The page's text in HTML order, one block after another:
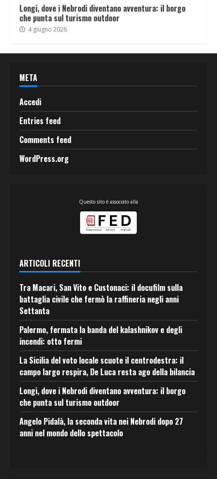
Longi, dove i Nebrodi diventano avventura: il borgo
che punta sul turismo outdoor
4 giugno 2026
META
Accedi
Entries feed
Comments feed
WordPress.org
Questo sito è associato alla
ARTICOLI RECENTI
Tra Macari, San Vito e Custonaci: il docufilm sulla
battaglia civile che fermò la raffineria negli anni
Settanta
Palermo, fermata la banda del kalashnikov e degli
incendi: otto fermi
La Sicilia del voto locale scuote il centrodestra: il
campo largo respira, De Luca resta ago della bilancia
Longi, dove i Nebrodi diventano avventura: il borgo
che punta sul turismo outdoor
Angelo Pidalà, la seconda vita nei Nebrodi dopo 27
anni nel mondo dello spettacolo